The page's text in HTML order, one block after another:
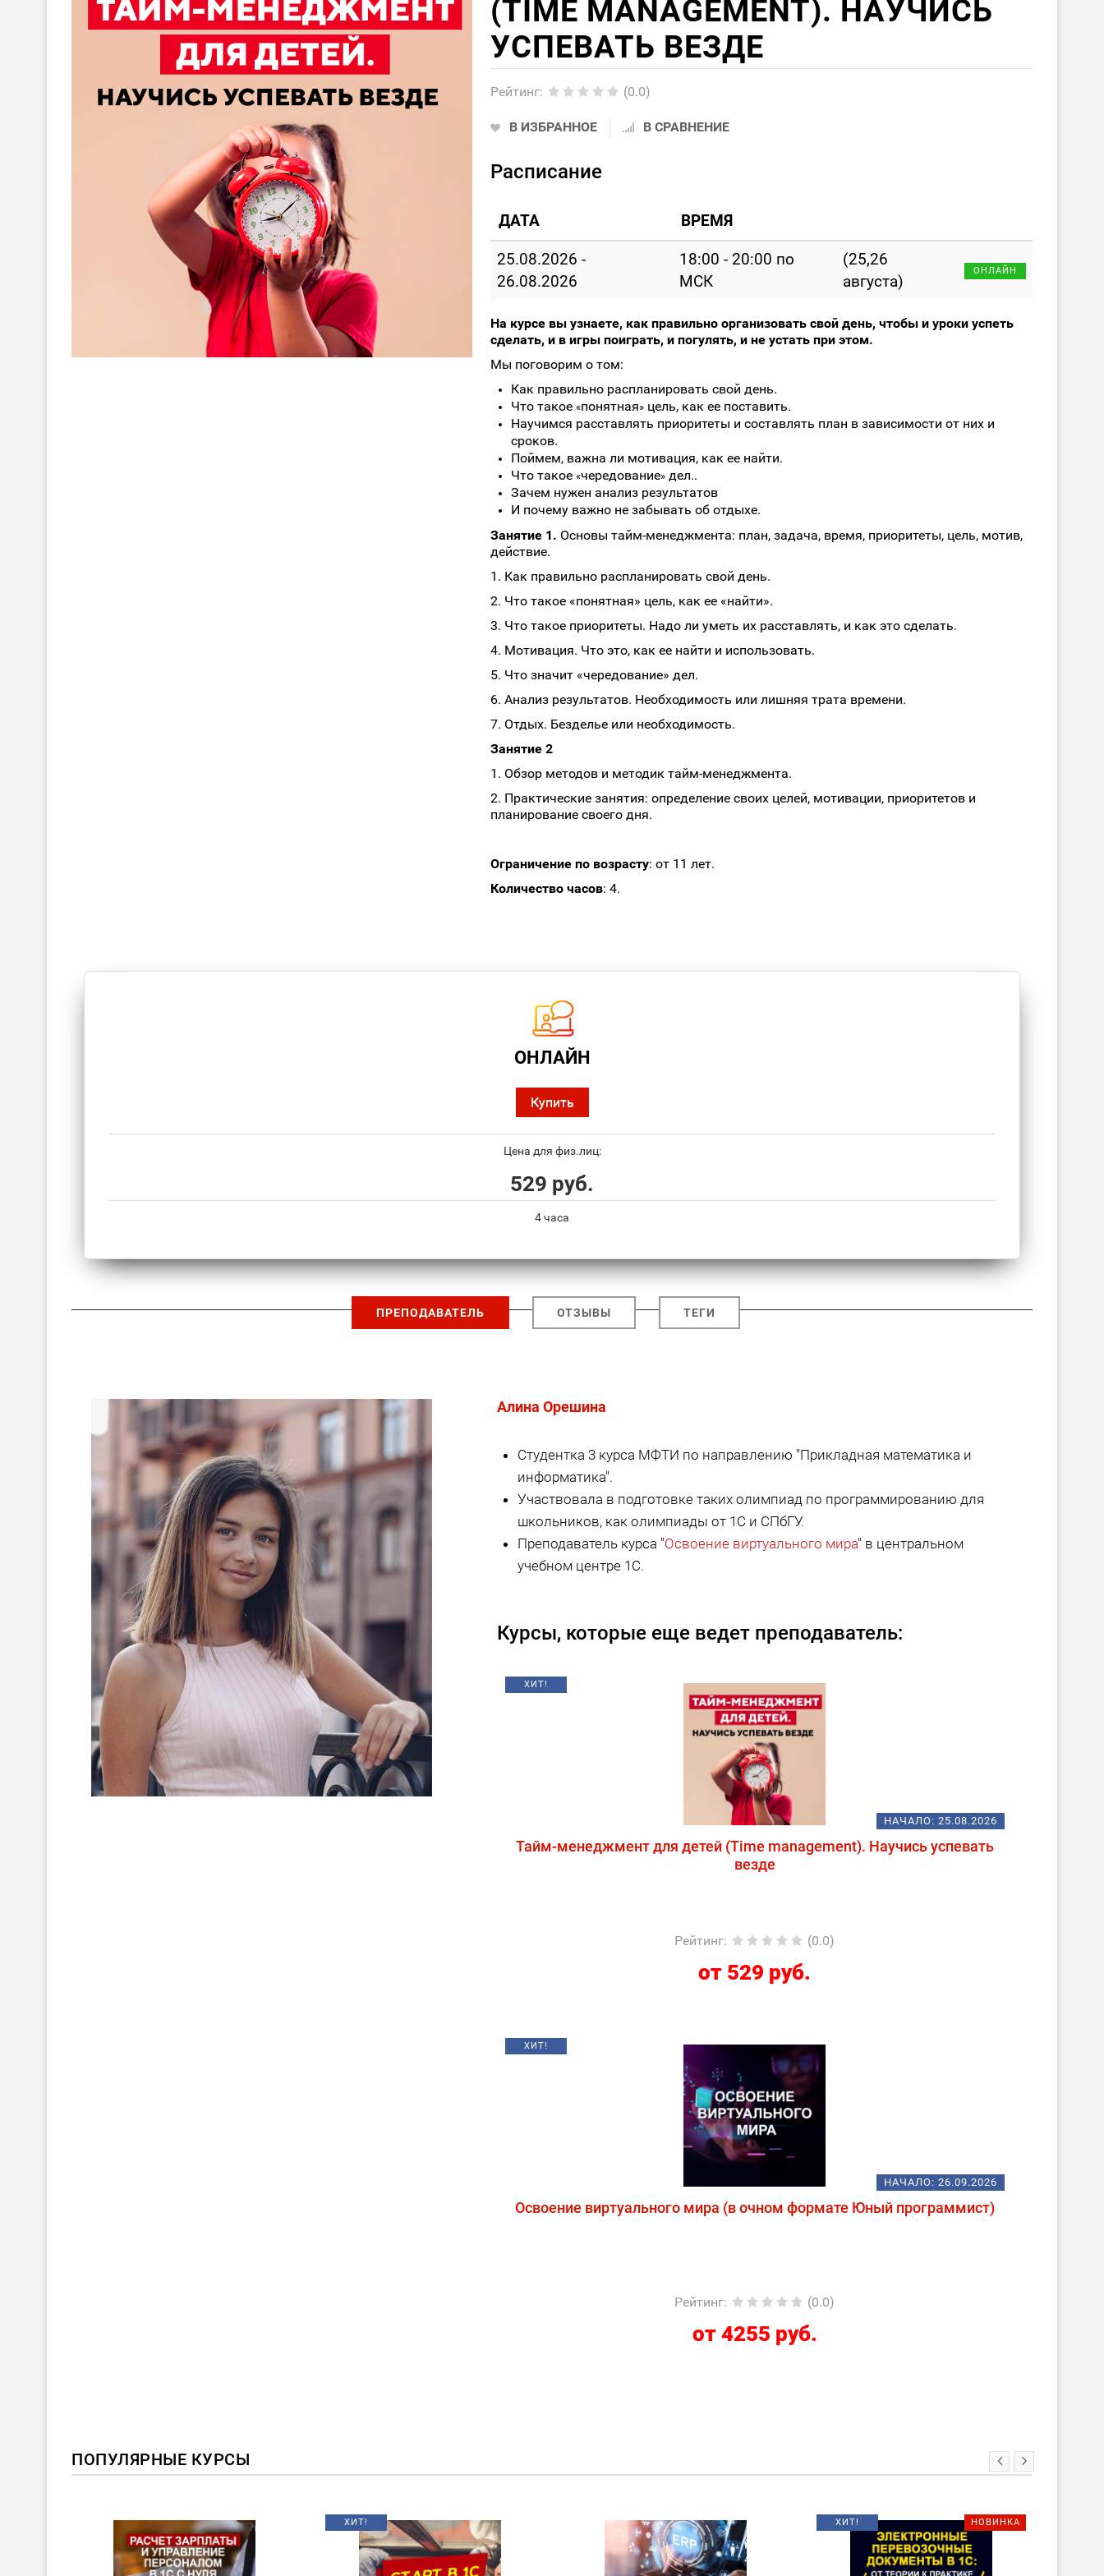
(TIME MANAGEMENT). НАУЧИСЬ
УСПЕВАТЬ ВЕЗДЕ
Рейтинг: (0.0)
В ИЗБРАННОЕ В СРАВНЕНИЕ
Расписание
ДАТА ВРЕМЯ
25.08.2026 -
26.08.2026
18:00 - 20:00 по
МСК
(25,26
августа)
ОНЛАЙН
На курсе вы узнаете, как правильно организовать свой день, чтобы и уроки успеть
сделать, и в игры поиграть, и погулять, и не устать при этом.
Мы поговорим о том:
Как правильно распланировать свой день.
Что такое «понятная»цель, как ее поставить.
Научимся расставлять приоритеты и составлять план в зависимости от них и
сроков.
Поймем, важна ли мотивация, как ее найти.
Что такое «чередование»дел..
Зачем нужен анализ результатов
И почему важно не забывать об отдыхе.
Занятие 1. Основы тайм-менеджмента: план, задача, время, приоритеты, цель, мотив,
действие.
1. Как правильно распланировать свой день.
2. Что такое «понятная» цель, как ее «найти».
3. Что такое приоритеты. Надо ли уметь их расставлять, и как это сделать.
4. Мотивация. Что это, как ее найти и использовать.
5. Что значит «чередование» дел.
6. Анализ результатов. Необходимость или лишняя трата времени.
7. Отдых. Безделье или необходимость.
Занятие 2
1. Обзор методов и методик тайм-менеджмента.
2. Практические занятия: определение своих целей, мотивации, приоритетов и
планирование своего дня.
Ограничение по возрасту: от 11 лет.
Количество часов: 4.
ОНЛАЙН
Купить
Цена для физ.лиц:
529 руб.
4 часа
ПРЕПОДАВАТЕЛЬ ОТЗЫВЫ ТЕГИ
Алина Орешина
Студентка 3 курса МФТИ по направлению "Прикладная математика и
информатика".
Участвовала в подготовке таких олимпиад по программированию для
школьников, как олимпиады от 1С и СПбГУ.
Преподаватель курса "Освоение виртуального мира" в центральном
учебном центре 1С.
Курсы, которые еще ведет преподаватель:
ХИТ!
НАЧАЛО: 25.08.2026
Тайм-менеджмент для детей (Time management). Научись успевать
везде
Рейтинг: (0.0)
от 529 руб.
ХИТ!
НАЧАЛО: 26.09.2026
Освоение виртуального мира (в очном формате Юный программист)
Рейтинг: (0.0)
от 4255 руб.
ПОПУЛЯРНЫЕ КУРСЫ
ХИТ! НОВИНКА
ХИТ!